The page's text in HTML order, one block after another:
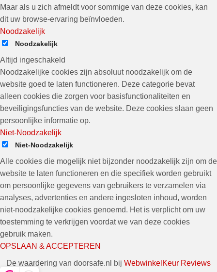
Maar als u zich afmeldt voor sommige van deze cookies, kan
dit uw browse-ervaring beïnvloeden.
Noodzakelijk
Noodzakelijk
Altijd ingeschakeld
Noodzakelijke cookies zijn absoluut noodzakelijk om de
website goed te laten functioneren. Deze categorie bevat
alleen cookies die zorgen voor basisfunctionaliteiten en
beveiligingsfuncties van de website. Deze cookies slaan geen
persoonlijke informatie op.
Niet-Noodzakelijk
Niet-Noodzakelijk
Alle cookies die mogelijk niet bijzonder noodzakelijk zijn om de
website te laten functioneren en die specifiek worden gebruikt
om persoonlijke gegevens van gebruikers te verzamelen via
analyses, advertenties en andere ingesloten inhoud, worden
niet-noodzakelijke cookies genoemd. Het is verplicht om uw
toestemming te verkrijgen voordat we van deze cookies
gebruik maken.
OPSLAAN & ACCEPTEREN
De waardering van doorsafe.nl bij WebwinkelKeur Reviews